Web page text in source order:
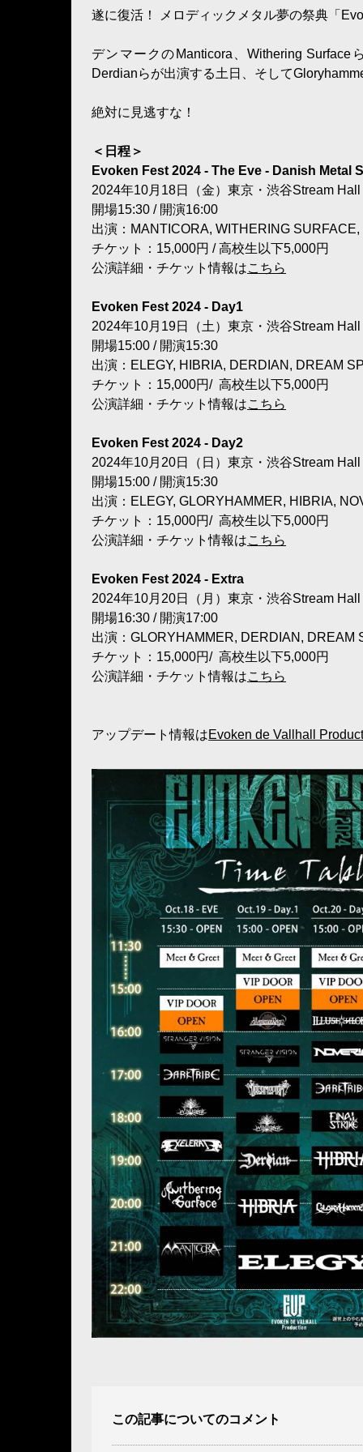
遂に復活！ メロディックメタル夢の祭典「
デンマークのManticora、Withering
Derdianらが出演する土日、そして
絶対に見逃すな！
＜日程＞
Evoken Fest 2024 - The Eve - Danish Metal
2024年10月18日（金）東京・渋谷Stream Hall
開場15:30 / 開演16:00
出演：MANTICORA, WITHERING
チケット：15,000円 / 高校生以下5,000円
公演詳細・チケット情報はこちら
Evoken Fest 2024 - Day1
2024年10月19日（土）東京・渋谷Stream Hall
開場15:00 / 開演15:30
出演：ELEGY, HIBRIA, DERDIAN, DREAM
チケット：15,000円/ 高校生以下5,000円
公演詳細・チケット情報はこちら
Evoken Fest 2024 - Day2
2024年10月20日（日）東京・渋谷Stream Hall
開場15:00 / 開演15:30
出演：ELEGY, GLORYHAMMER, HIBRIA,
チケット：15,000円/ 高校生以下5,000円
公演詳細・チケット情報はこちら
Evoken Fest 2024 - Extra
2024年10月20日（月）東京・渋谷Stream Hall
開場16:30 / 開演17:00
出演：GLORYHAMMER, DERDIAN, DREAM
チケット：15,000円/ 高校生以下5,000円
公演詳細・チケット情報はこちら
アップデート情報はEvoken de Vallhall
この記事についてのコメント